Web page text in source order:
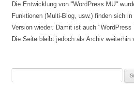
Die Entwicklung von "WordPress MU"
Funktionen (Multi-Blog, usw.) finden sich
Version wieder. Damit ist auch
Die Seite bleibt jedoch als Archiv weiterhin